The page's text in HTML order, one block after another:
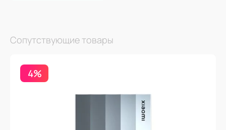
Сопутствующие товары
4%